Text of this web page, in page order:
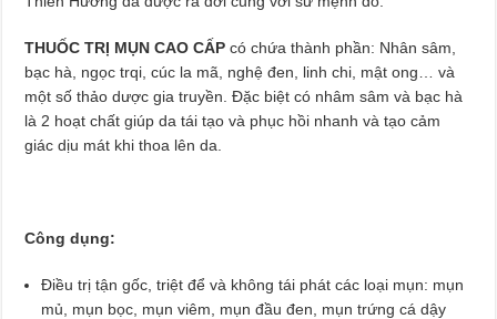
THUỐC TRỊ MỤN CAO CẤPcó chứa thành phần: Nhân sâm,
bạc hà, ngọc trqi, cúc la mã, nghệ đen, linh chi, mật ong… và
một số thảo dược gia truyền. Đặc biệt có nhâm sâm và bạc hà
là 2 hoạt chất giúp da tái tạo và phục hồi nhanh và tạo cảm
giác dịu mát khi thoa lên da.
Công dụng:
Điều trị tận gốc, triệt để và không tái phát các loại mụn: mụn
mủ, mụn bọc, mụn viêm, mụn đầu đen, mụn trứng cá dậy